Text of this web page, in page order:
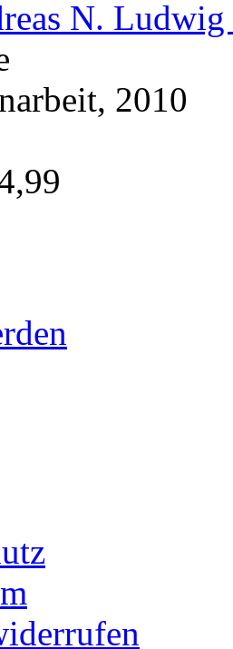
N.
2010